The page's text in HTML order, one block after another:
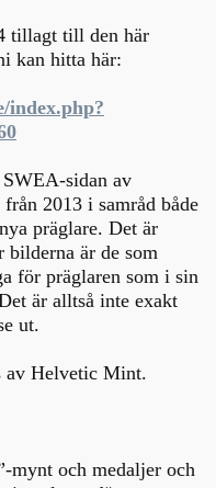
tillagt till den här
kan hitta här:
index.php?
sidan av
2013 i samråd både
präglare. Det är
bilderna är de som
för präglaren som i sin
är alltså inte exakt
ut.
av Helvetic Mint.
mynt och medaljer och